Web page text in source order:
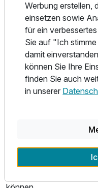
Montainbiking,
Squash, Schwimmen,
Skifahren, Carven,
Winterwandern,
relaxen und die
Sie bei uns genießen.
Wochenprogramm des
Sommerrodelbahn, und,
Werbung erstellen,
einsetzen sowie
für ein
Sie auf "Ich
damit
können Sie Ihre
finden Sie auch
in unserer